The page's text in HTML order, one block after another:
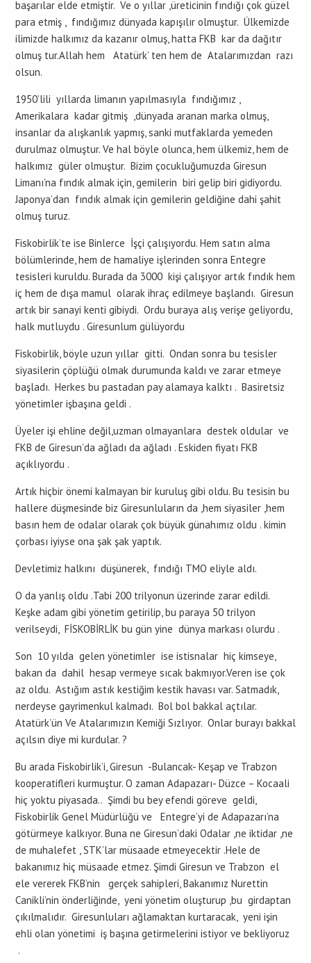
başarılar elde etmiştir. Ve o yıllar ,üreticinin fındığı çok güzel
para etmiş , fındığımız dünyada kapışılır olmuştur. Ülkemizde
ilimizde halkımız da kazanır olmuş, hatta FKB kar da dağıtır
olmuş tur.Allah hem Atatürk’ ten hem de Atalarımızdan razı
olsun.
1950’lili yıllarda limanın yapılmasıyla fındığımız ,
Amerikalara kadar gitmiş ,dünyada aranan marka olmuş,
insanlar da alışkanlık yapmış, sanki mutfaklarda yemeden
durulmaz olmuştur. Ve hal böyle olunca, hem ülkemiz, hem de
halkımız güler olmuştur. Bizim çocukluğumuzda Giresun
Limanı’na fındık almak için, gemilerin biri gelip biri gidiyordu.
Japonya’dan fındık almak için gemilerin geldiğine dahi şahit
olmuş turuz.
Fiskobirlik’te ise Binlerce İşçi çalışıyordu. Hem satın alma
bölümlerinde, hem de hamaliye işlerinden sonra Entegre
tesisleri kuruldu. Burada da 3000 kişi çalışıyor artık fındık hem
iç hem de dışa mamul olarak ihraç edilmeye başlandı. Giresun
artık bir sanayi kenti gibiydi. Ordu buraya alış verişe geliyordu,
halk mutluydu . Giresunlum gülüyordu
Fiskobirlik, böyle uzun yıllar gitti. Ondan sonra bu tesisler
siyasilerin çöplüğü olmak durumunda kaldı ve zarar etmeye
başladı. Herkes bu pastadan pay alamaya kalktı . Basiretsiz
yönetimler işbaşına geldi .
Üyeler işi ehline değil,uzman olmayanlara destek oldular ve
FKB de Giresun’da ağladı da ağladı . Eskiden fiyatı FKB
açıklıyordu .
Artık hiçbir önemi kalmayan bir kuruluş gibi oldu. Bu tesisin bu
hallere düşmesinde biz Giresunluların da ,hem siyasiler ,hem
basın hem de odalar olarak çok büyük günahımız oldu . kimin
çorbası iyiyse ona şak şak yaptık.
Devletimiz halkını düşünerek, fındığı TMO eliyle aldı.
O da yanlış oldu .Tabi 200 trilyonun üzerinde zarar edildi.
Keşke adam gibi yönetim getirilip, bu paraya 50 trilyon
verilseydi, FİSKOBİRLİK bu gün yine dünya markası olurdu .
Son 10 yılda gelen yönetimler ise istisnalar hiç kimseye,
bakan da dahil hesap vermeye sıcak bakmıyor.Veren ise çok
az oldu. Astığım astık kestiğim kestik havası var. Satmadık,
nerdeyse gayrimenkul kalmadı. Bol bol bakkal açtılar.
Atatürk’ün Ve Atalarımızın Kemiği Sızlıyor. Onlar burayı bakkal
açılsın diye mi kurdular. ?
Bu arada Fiskobirlik’i, Giresun -Bulancak- Keşap ve Trabzon
kooperatifleri kurmuştur. O zaman Adapazarı- Düzce – Kocaali
hiç yoktu piyasada.. Şimdi bu bey efendi göreve geldi,
Fiskobirlik Genel Müdürlüğü ve Entegre’yi de Adapazarı’na
götürmeye kalkıyor. Buna ne Giresun’daki Odalar ,ne iktidar ,ne
de muhalefet , STK’lar müsaade etmeyecektir .Hele de
bakanımız hiç müsaade etmez. Şimdi Giresun ve Trabzon el
ele vererek FKB’nin gerçek sahipleri, Bakanımız Nurettin
Canikli’nin önderliğinde, yeni yönetim oluşturup ,bu girdaptan
çıkılmalıdır. Giresunluları ağlamaktan kurtaracak, yeni işin
ehli olan yönetimi iş başına getirmelerini istiyor ve bekliyoruz
.